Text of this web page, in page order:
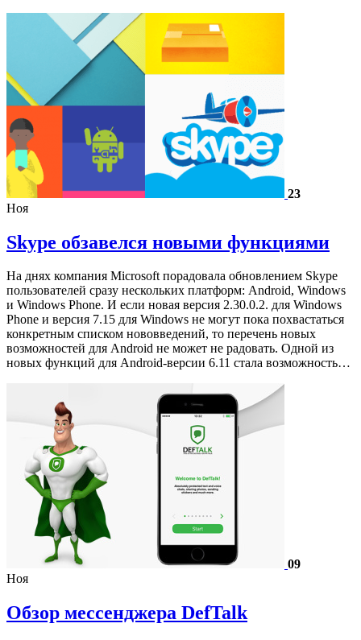
23
Ноя
Skype обзавелся новыми функциями
На днях компания Microsoft порадовала обновлением Skype
пользователей сразу нескольких платформ: Android, Windows
и Windows Phone. И если новая версия 2.30.0.2. для Windows
Phone и версия 7.15 для Windows не могут пока похвастаться
конкретным списком нововведений, то перечень новых
возможностей для Android не может не радовать. Одной из
новых функций для Android-версии 6.11 стала возможность…
09
Ноя
Обзор мессенджера DefTalk